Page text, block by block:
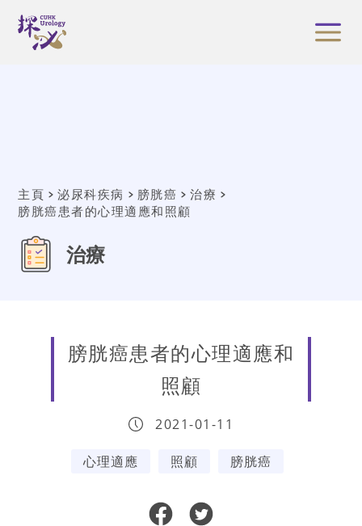
主頁 泌尿科疾病 膀胱癌
治療
膀胱癌患者的心理適應和照顧
治療
膀胱癌患者的心理適應和
照顧
2021-01-11
心理適應 照顧 膀胱癌